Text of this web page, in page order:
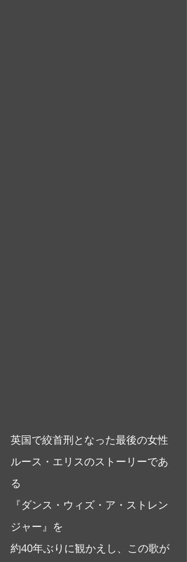
英国で絞首刑となった最後の女性
ルース・エリスのストーリーであ
る
『ダンス・ウィズ・ア・ストレン
ジャー』を
約40年ぶりに観かえし、この歌が